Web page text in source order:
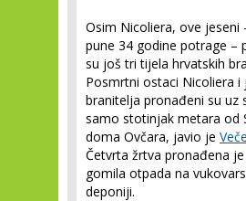
Osim Nicoliera, ove jeseni
pune 34 godine potrage –
su još tri tijela hrvatskih
Posmrtni ostaci Nicoliera i
branitelja pronađeni su uz
samo stotinjak metara od
doma Ovčara, javio je
Četvrta žrtva pronađena
gomila otpada na
deponiji.